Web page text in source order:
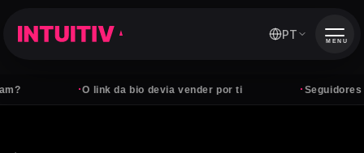
O link da bio devia vender por ti Seguidores
PT MENU